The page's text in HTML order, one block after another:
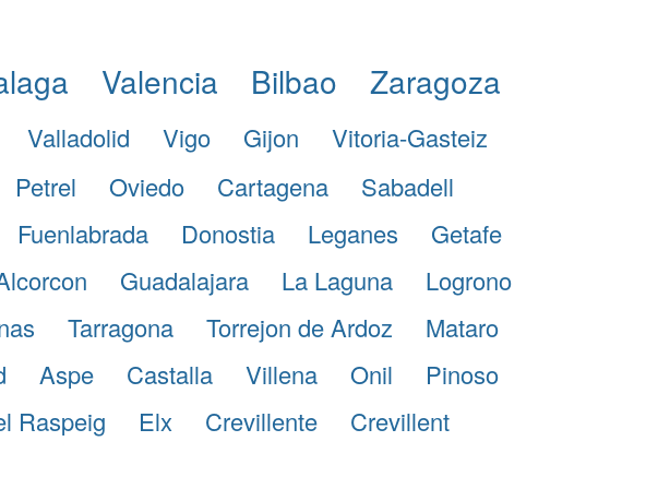
Valencia Bilbao
Zaragoza
Valladolid Vigo Gijon
Vitoria-Gasteiz
Petrel Oviedo Cartagena
Sabadell
Fuenlabrada Donostia Leganes
Getafe
Guadalajara La Laguna
Logrono
Tarragona Torrejon de Ardoz
Mataro
Aspe Castalla Villena Onil
Pinoso
Raspeig Elx Crevillente Crevillent